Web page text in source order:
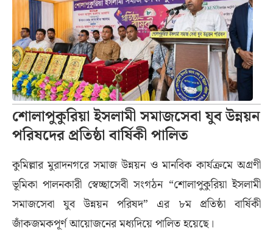
শোলাপুকুরিয়া ইসলামী সমাজসেবা যুব উন্নয়ন
পরিষদের প্রতিষ্ঠা বার্ষিকী পালিত
কুমিল্লার মুরাদনগরে সমাজ উন্নয়ন ও মানবিক কার্যক্রমে অগ্রণী
ভূমিকা পালনকারী স্বেচ্ছাসেবী সংগঠন “শোলাপুকুরিয়া ইসলামী
সমাজসেবা যুব উন্নয়ন পরিষদ” এর ৮ম প্রতিষ্ঠা বার্ষিকী
জাঁকজমকপূর্ণ আয়োজনের মধ্যদিয়ে পালিত হয়েছে।